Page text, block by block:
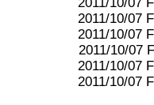
2011/10/07
2011/10/07
2011/10/07
2011/10/07
2011/10/07